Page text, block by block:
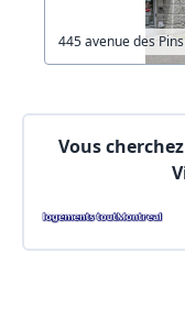
445 avenue des
Vous
Lien vers
Copier lien